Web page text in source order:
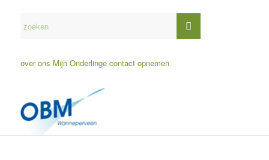
over ons Mijn Onderlinge contact opnemen